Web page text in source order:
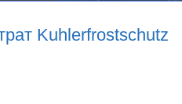
Kuhlerfrostschutz